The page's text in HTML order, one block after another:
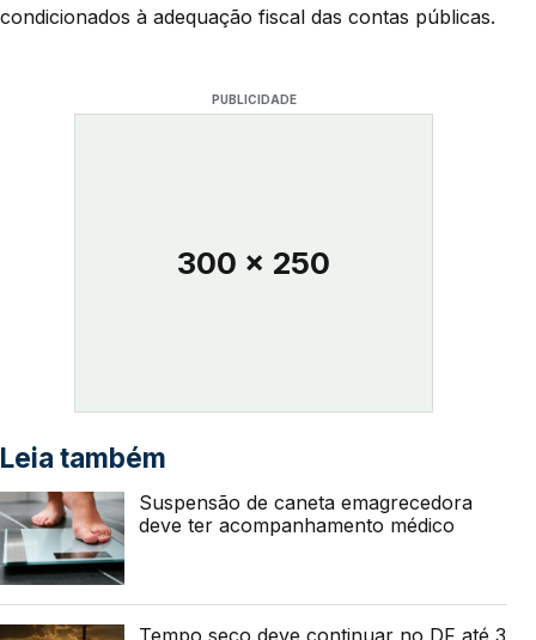
condicionados à adequação fiscal das contas públicas.
PUBLICIDADE
300 x 250
Leia também
Suspensão de caneta emagrecedora
deve ter acompanhamento médico
Tempo seco deve continuar no DF até 3